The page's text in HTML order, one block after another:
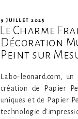
PUBLIÉ
LE
9 JUILLET 2025
Le Charme
Décoration
Peint sur
Labo-leonard.com,
création de Papier
uniques et de Papier
technologie